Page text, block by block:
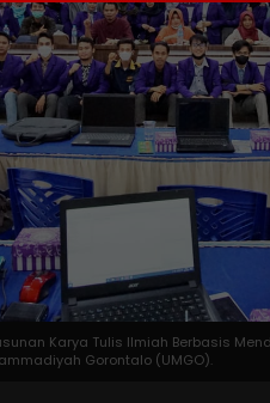
Karya Tulis Ilmiah Berbasis
Gorontalo (UMGO).